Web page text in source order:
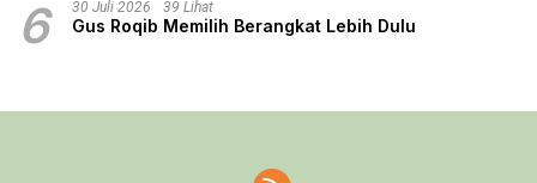
6 30 Juli 2026 39 Lihat
Gus Roqib Memilih Berangkat Lebih Dulu